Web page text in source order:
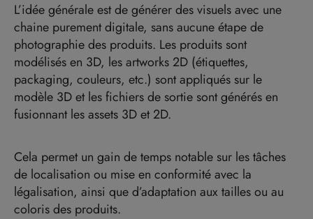
L’idée générale est de générer des visuels avec une
chaine purement digitale, sans aucune étape de
photographie des produits. Les produits sont
modélisés en 3D, les artworks 2D (étiquettes,
packaging, couleurs, etc.) sont appliqués sur le
modèle 3D et les fichiers de sortie sont générés en
fusionnant les assets 3D et 2D.
Cela permet un gain de temps notable sur les tâches
de localisation ou mise en conformité avec la
légalisation, ainsi que d’adaptation aux tailles ou au
coloris des produits.